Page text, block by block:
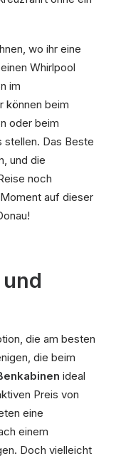
wo ihr eine
Whirlpool
im
können beim
oder beim
stellen. Das Beste
und die
noch
auf dieser
die am besten
die beim
ideal
Preis von
eine
einem
Doch vielleicht